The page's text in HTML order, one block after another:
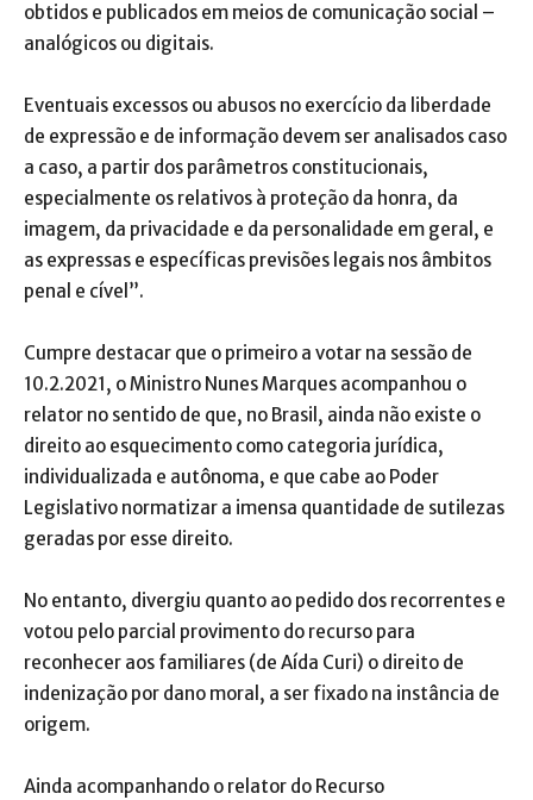
obtidos e publicados em meios de comunicação social –
analógicos ou digitais.
Eventuais excessos ou abusos no exercício da liberdade
de expressão e de informação devem ser analisados caso
a caso, a partir dos parâmetros constitucionais,
especialmente os relativos à proteção da honra, da
imagem, da privacidade e da personalidade em geral, e
as expressas e específicas previsões legais nos âmbitos
penal e cível”.
Cumpre destacar que o primeiro a votar na sessão de
10.2.2021, o Ministro Nunes Marques acompanhou o
relator no sentido de que, no Brasil, ainda não existe o
direito ao esquecimento como categoria jurídica,
individualizada e autônoma, e que cabe ao Poder
Legislativo normatizar a imensa quantidade de sutilezas
geradas por esse direito.
No entanto, divergiu quanto ao pedido dos recorrentes e
votou pelo parcial provimento do recurso para
reconhecer aos familiares (de Aída Curi) o direito de
indenização por dano moral, a ser fixado na instância de
origem.
Ainda acompanhando o relator do Recurso